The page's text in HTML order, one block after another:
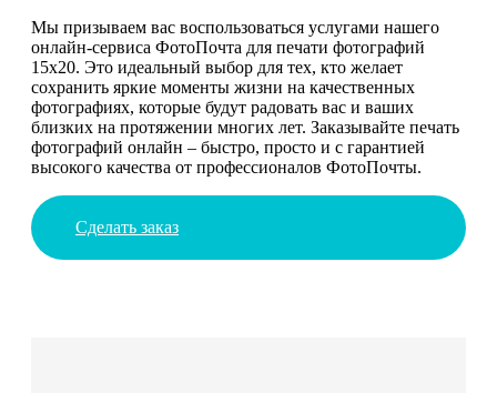
Мы призываем вас воспользоваться услугами нашего
онлайн-сервиса ФотоПочта для печати фотографий
15х20. Это идеальный выбор для тех, кто желает
сохранить яркие моменты жизни на качественных
фотографиях, которые будут радовать вас и ваших
близких на протяжении многих лет. Заказывайте печать
фотографий онлайн – быстро, просто и с гарантией
высокого качества от профессионалов ФотоПочты.
Сделать заказ